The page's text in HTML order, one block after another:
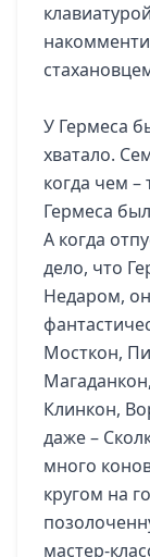
У Гермеса
хватало.
когда чем –
Гермеса
А когда
дело, что
Недаром, он
Мосткон,
Клинкон,
даже –
много
кругом на
мастер-